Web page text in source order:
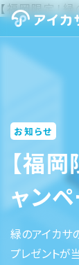
【福岡限定！
お知らせ
【福
ャンペ
緑のアイカサ
プレゼントが